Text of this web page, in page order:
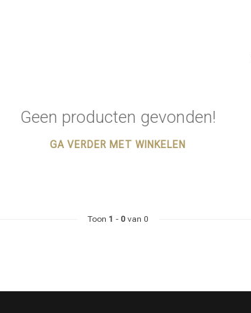
Geen producten gevonden!
GA VERDER MET WINKELEN
Toon 1 - 0van 0